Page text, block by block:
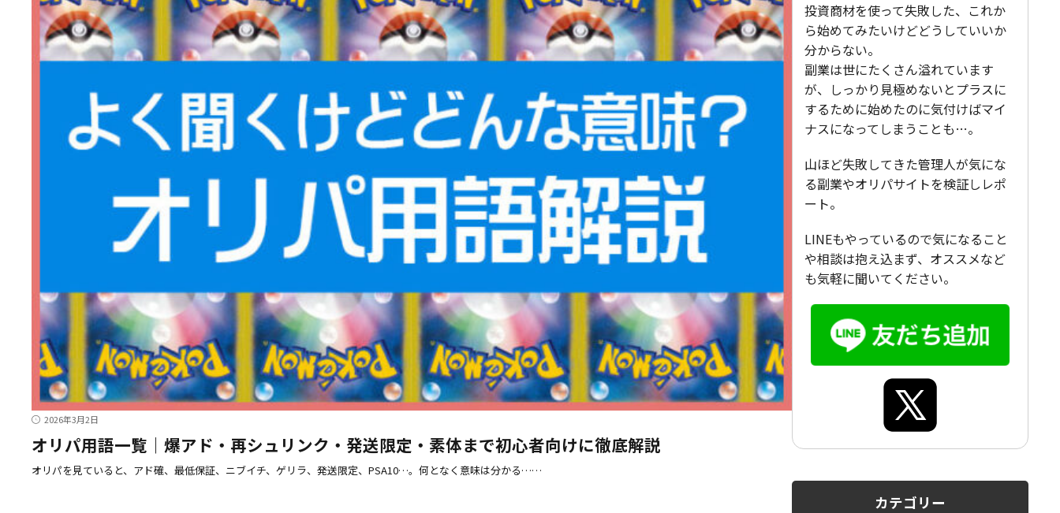
2026年3月2日
オリパ用語一覧｜爆アド・再シュリンク・発送限定・素体まで初心者向けに徹底解説
オリパを見ていると、アド確、最低保証、ニブイチ、ゲリラ、発送限定、PSA10…。何となく意味は分かる……
投資商材を使って失敗した、これか
ら始めてみたいけどどうしていいか
分からない。
副業は世にたくさん溢れています
が、しっかり見極めないとプラスに
するために始めたのに気付けばマイ
ナスになってしまうことも…。
山ほど失敗してきた管理人が気にな
る副業やオリパサイトを検証しレポ
ート。
LINEもやっているので気になること
や相談は抱え込まず、オススメなど
も気軽に聞いてください。
カテゴリー